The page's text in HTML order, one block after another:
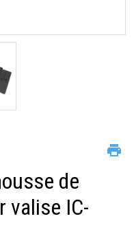
de
valise IC-